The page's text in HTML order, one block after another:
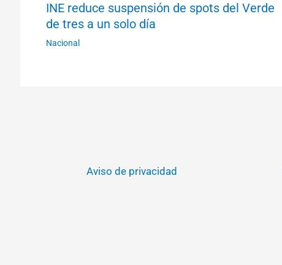
INE reduce suspensión de spots del Verde
de tres a un solo día
Nacional
Aviso de privacidad